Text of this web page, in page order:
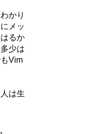
かり
メッ
るか
少は
Vim
は生